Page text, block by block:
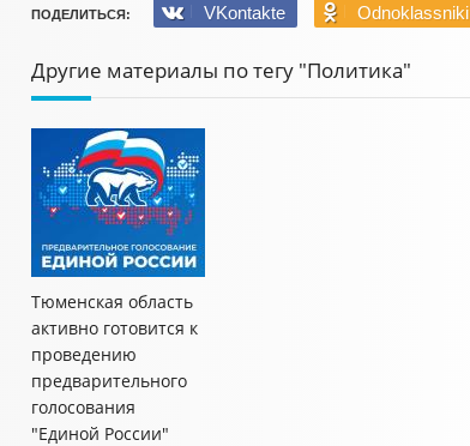
ПОДЕЛИТЬСЯ: VKontakte Odnoklassniki
Другие материалы по тегу "Политика"
Тюменская область
активно готовится к
проведению
предварительного
голосования
"Единой России"